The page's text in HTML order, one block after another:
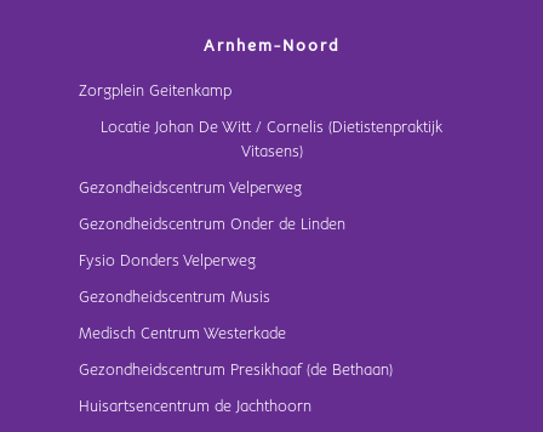
Arnhem-Noord
Zorgplein Geitenkamp
Locatie Johan De Witt / Cornelis (Dietistenpraktijk
Vitasens)
Gezondheidscentrum Velperweg
Gezondheidscentrum Onder de Linden
Fysio Donders Velperweg
Gezondheidscentrum Musis
Medisch Centrum Westerkade
Gezondheidscentrum Presikhaaf (de Bethaan)
Huisartsencentrum de Jachthoorn